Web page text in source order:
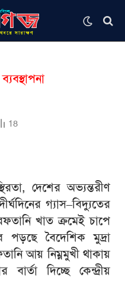
18
দেশের অভ্যন্তরীণ
গ্যাস–বিদ্যুতের
খাত ক্রমেই চাপে
পড়ছে বৈদেশিক মুদ্রা
আয় নিম্নমুখী থাকায়
বার্তা দিচ্ছে কেন্দ্রীয়